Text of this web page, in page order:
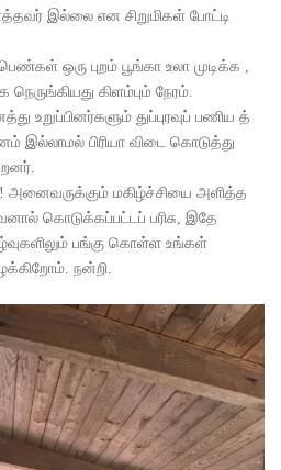
இல்லை என சிறுமிகள் போட்டி
ஒரு புறம் பூங்கா உலா முடிக்க ,
கிளம்பும் நேரம்.
உறுப்பினர்களும் துப்புரவுப் பணிய த்
இல்லாமல் பிரியா விடை கொடுத்து
மகிழ்ச்சியை அளித்த
கொடுக்கப்பட்டப் பரிசு, இதே
பங்கு கொள்ள உங்கள்
நன்றி.